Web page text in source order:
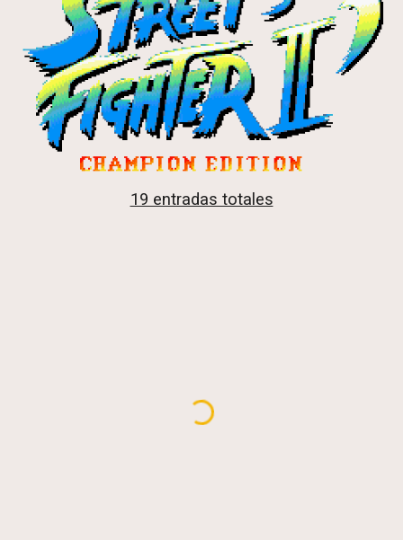
19 entradas totales